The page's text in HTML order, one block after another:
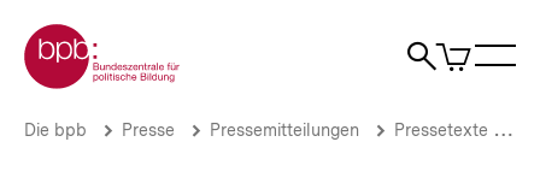
zum
Seiteninhalt
springen
Zur Startseite der bpb
Suche
Artikel
im
DerBrotkrümelnavigation
Pfadnavigation
Die bpb Presse Pressemitteilungen Pressetexte 2024